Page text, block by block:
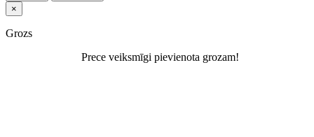
×
Grozs
Prece veiksmīgi pievienota grozam!